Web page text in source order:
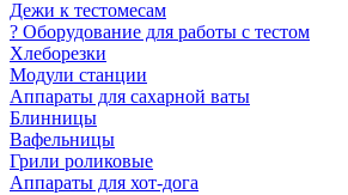
Дежи к тестомесам
? Оборудование для работы с тестом
Хлеборезки
Модули станции
Аппараты для сахарной ваты
Блинницы
Вафельницы
Грили роликовые
Аппараты для хот-дога